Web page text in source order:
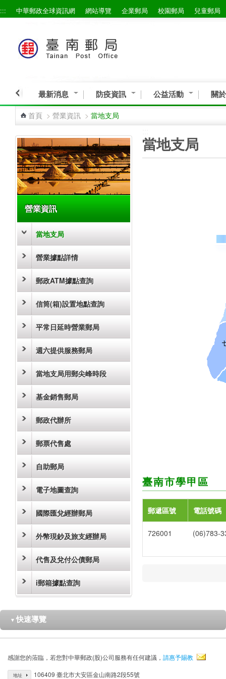
跳到主要內容區塊
::: 中華郵政全球資訊網 網站導覽 企業郵局 校園郵局 兒童郵局
最新消息 防疫資訊 公益活動 關
首頁 > 營業資訊 > 當地支局
營業資訊
當地支局
營業據點詳情
郵政ATM據點查詢
信筒(箱)設置地點查詢
平常日延時營業郵局
週六提供服務郵局
當地支局用郵尖峰時段
基金銷售郵局
郵政代辦所
郵票代售處
自助郵局
電子地圖查詢
國際匯兌經辦郵局
外幣現鈔及旅支經辦局
代售及兌付公債郵局
i郵箱據點查詢
當地支局
臺南市學甲區
郵遞區號 電話號碼
726001 (06)783-
▼ 快速導覽
感謝您的蒞臨，若您對中華郵政(股)公司服務有任何建議， 請惠予賜教
地址 106409 臺北市大安區金山南路2段55號